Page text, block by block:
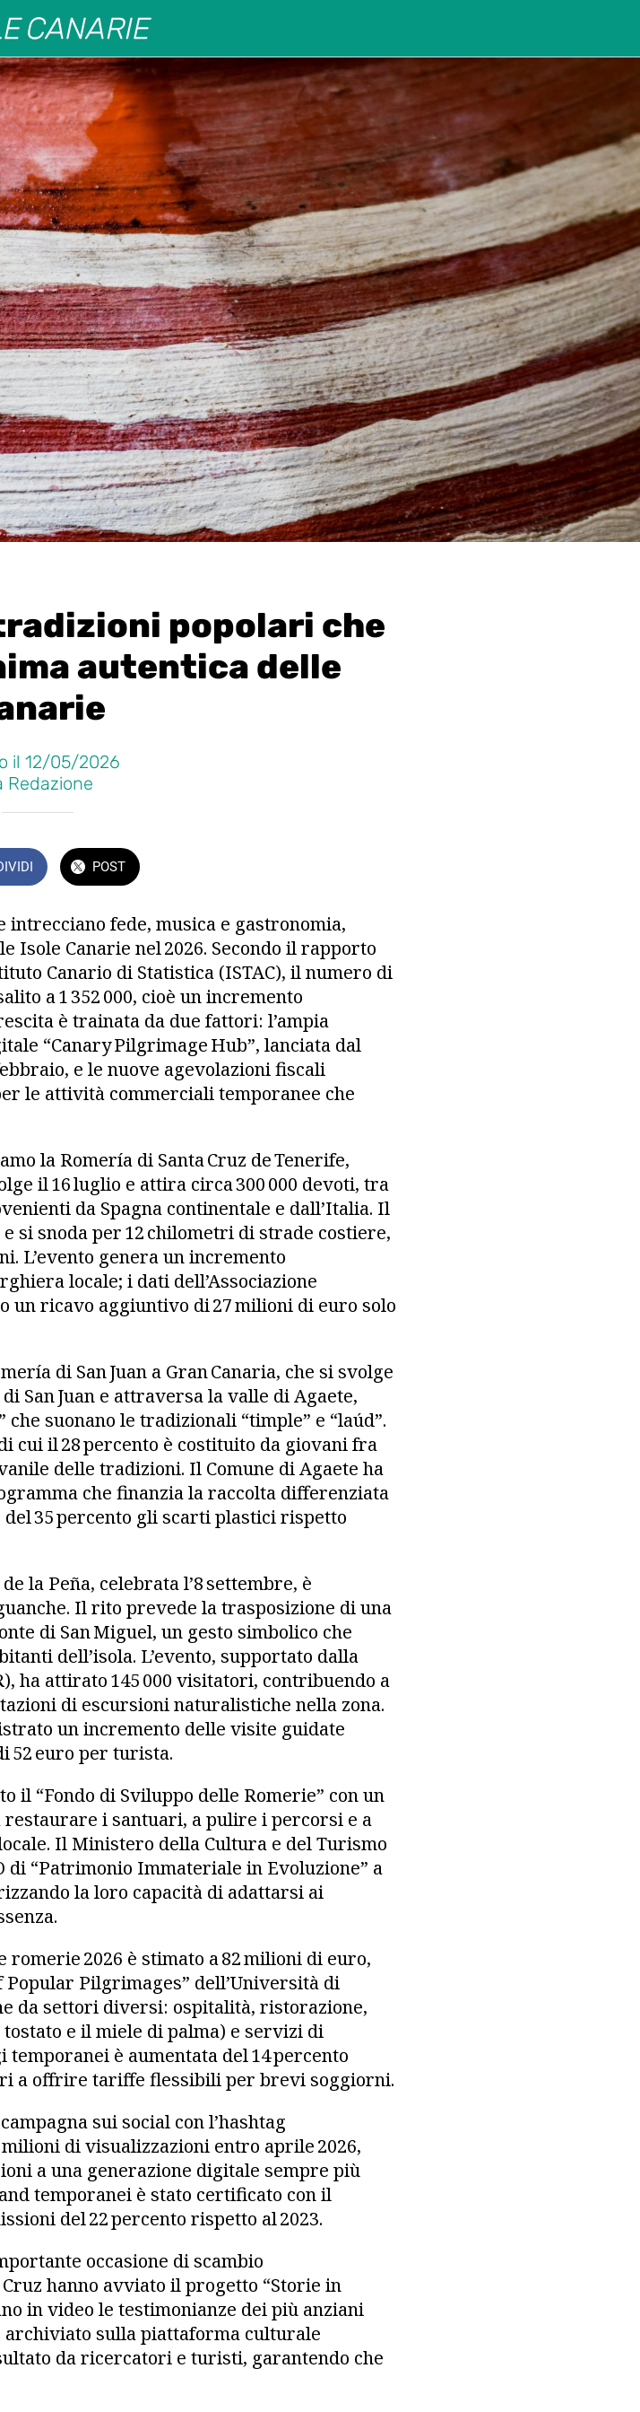
popolari che
autentica delle
il 12/05/2026
Redazione
POST
fede, musica e gastronomia,
Isole Canarie nel 2026. Secondo il rapporto
Canario di Statistica (ISTAC), il numero di
a 1 352 000, cioè un incremento
è trainata da due fattori: l’ampia
“Canary Pilgrimage Hub”, lanciata dal
e le nuove agevolazioni fiscali
le attività commerciali temporanee che
la Romería di Santa Cruz de Tenerife,
il 16 luglio e attira circa 300 000 devoti, tra
da Spagna continentale e dall’Italia. Il
si snoda per 12 chilometri di strade costiere,
L’evento genera un incremento
locale; i dati dell’Associazione
un ricavo aggiuntivo di 27 milioni di euro solo
di San Juan a Gran Canaria, che si svolge
San Juan e attraversa la valle di Agaete,
suonano le tradizionali “timple” e “laúd”.
cui il 28 percento è costituito da giovani fra
delle tradizioni. Il Comune di Agaete ha
che finanzia la raccolta differenziata
35 percento gli scarti plastici rispetto
la Peña, celebrata l’8 settembre, è
Il rito prevede la trasposizione di una
di San Miguel, un gesto simbolico che
dell’isola. L’evento, supportato dalla
ha attirato 145 000 visitatori, contribuendo a
di escursioni naturalistiche nella zona.
un incremento delle visite guidate
52 euro per turista.
“Fondo di Sviluppo delle Romerie” con un
i santuari, a pulire i percorsi e a
Il Ministero della Cultura e del Turismo
di “Patrimonio Immateriale in Evoluzione” a
la loro capacità di adattarsi ai
romerie 2026 è stimato a 82 milioni di euro,
Pilgrimages” dell’Università di
da settori diversi: ospitalità, ristorazione,
e il miele di palma) e servizi di
è aumentata del 14 percento
a offrire tariffe flessibili per brevi soggiorni.
sui social con l’hashtag
di visualizzazioni entro aprile 2026,
a una generazione digitale sempre più
temporanei è stato certificato con il
del 22 percento rispetto al 2023.
occasione di scambio
hanno avviato il progetto “Storie in
in video le testimonianze dei più anziani
sulla piattaforma culturale
da ricercatori e turisti, garantendo che